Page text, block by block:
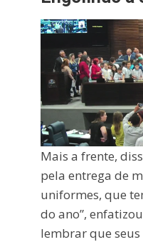
Mais a frente,
pela entrega de
uniformes, que
do ano”,
lembrar que